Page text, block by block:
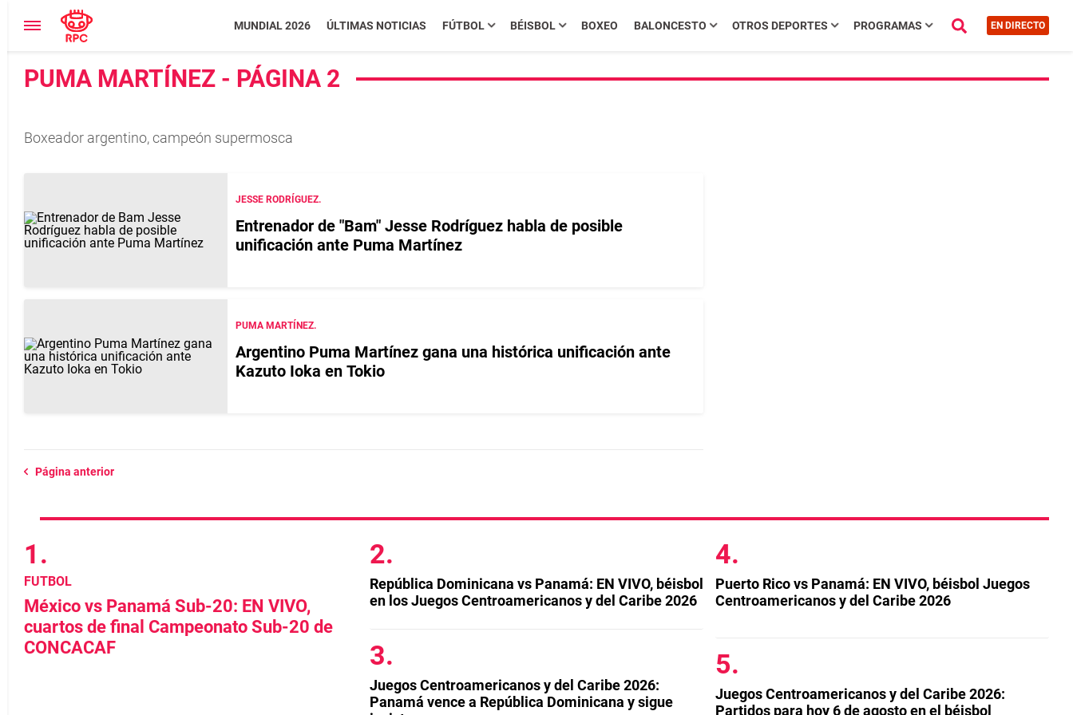
MUNDIAL 2026 ÚLTIMAS NOTICIAS FÚTBOL BÉISBOL BOXEO BALONCESTO OTROS DEPORTES PROGRAMAS EN DIRECTO
PUMA MARTÍNEZ - PÁGINA 2
Boxeador argentino, campeón supermosca
JESSE RODRÍGUEZ.
Entrenador de "Bam" Jesse Rodríguez habla de posible
unificación ante Puma Martínez
PUMA MARTÍNEZ.
Argentino Puma Martínez gana una histórica unificación ante
Kazuto Ioka en Tokio
Página anterior
FUTBOL
México vs Panamá Sub-20: EN VIVO,
cuartos de final Campeonato Sub-20 de
CONCACAF
República Dominicana vs Panamá: EN VIVO, béisbol
en los Juegos Centroamericanos y del Caribe 2026
Juegos Centroamericanos y del Caribe 2026:
Panamá vence a República Dominicana y sigue
Puerto Rico vs Panamá: EN VIVO, béisbol Juegos
Centroamericanos y del Caribe 2026
Juegos Centroamericanos y del Caribe 2026:
Partidos para hoy 6 de agosto en el béisbol